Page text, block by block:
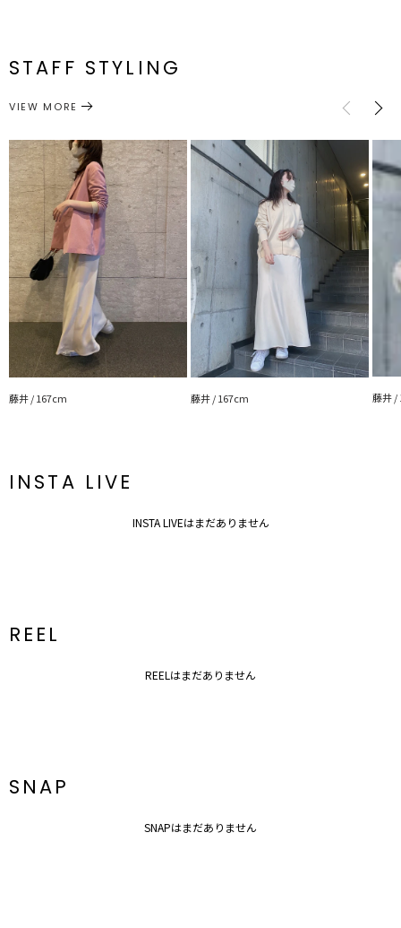
---------------------------------------------------
透け感：なし
裏地：あり
生地の厚さ：薄手
洗濯：水温30度を限度とした洗濯可
伸縮性：なし
光沢感：あり
---------------------------------------------------
▼スタイリングおすすめITEM▼
アウターー覧はこちら
番
M
最小64cm 最大84cm
サイズガイド
STAFF STYLING
VIEW MORE
藤井 / 167cm 藤井 / 167cm 藤井 /
INSTA LIVE
INSTA LIVEはまだありません
REEL
REELはまだありません
SNAP
SNAPはまだありません